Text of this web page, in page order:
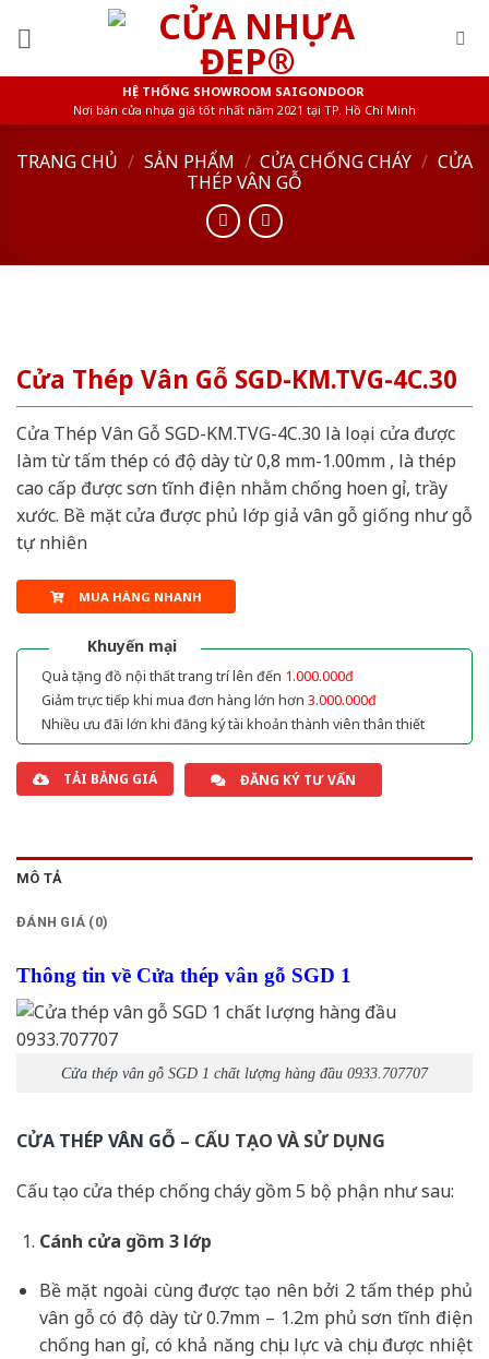
HỆ THỐNG SHOWROOM SAIGONDOOR
Nơi bán cửa nhựa giá tốt nhất năm 2021 tại TP. Hồ Chí Minh
TRANG CHỦ / SẢN PHẨM / CỬA CHỐNG CHÁY / CỬA
THÉP VÂN GỖ
Cửa Thép Vân Gỗ SGD-KM.TVG-4C.30
Cửa Thép Vân Gỗ SGD-KM.TVG-4C.30 là loại cửa được
làm từ tấm thép có độ dày từ 0,8 mm-1.00mm , là thép
cao cấp được sơn tĩnh điện nhằm chống hoen gỉ, trầy
xước. Bề mặt cửa được phủ lớp giả vân gỗ giống như gỗ
tự nhiên
MUA HÀNG NHANH
Khuyến mại
Quà tặng đồ nội thất trang trí lên đến 1.000.000đ
Giảm trực tiếp khi mua đơn hàng lớn hơn 3.000.000đ
Nhiều ưu đãi lớn khi đăng ký tài khoản thành viên thân thiết
TẢI BẢNG GIÁ ĐĂNG KÝ TƯ VẤN
MÔ TẢ
ĐÁNH GIÁ (0)
Thông tin về Cửa thép vân gỗ SGD 1
Cửa thép vân gỗ SGD 1 chất lượng hàng đầu 0933.707707
CỬA THÉP VÂN GỖ – CẤU TẠO VÀ SỬ DỤNG
Cấu tạo cửa thép chống cháy gồm 5 bộ phận như sau:
Cánh cửa gồm 3 lớp
Bề mặt ngoài cùng được tạo nên bởi 2 tấm thép phủ
vân gỗ có độ dày từ 0.7mm – 1.2m phủ sơn tĩnh điện
chống han gỉ, có khả năng chịu lực và chịu được nhiệt